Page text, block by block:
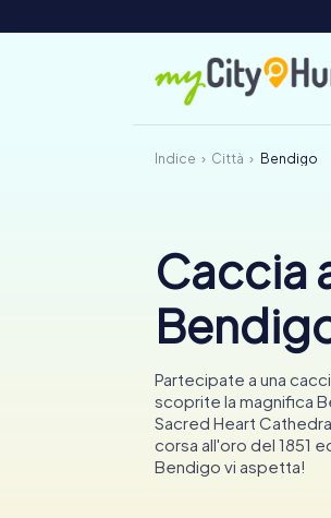
Indice Città Bendigo
Caccia
Partecipate a una
scoprite la magnifica
Sacred Heart
corsa all'oro del 1851
Bendigo vi aspetta!